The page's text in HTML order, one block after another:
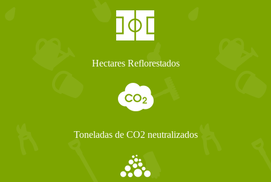
Hectares Reflorestados
Toneladas de CO2 neutralizados